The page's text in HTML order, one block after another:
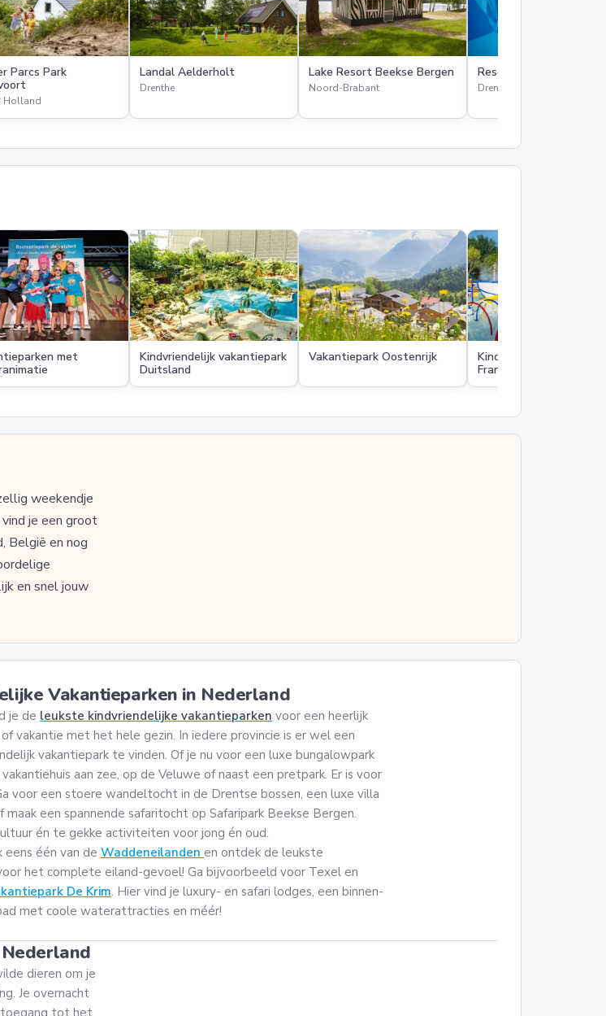
Parcs Park
Holland
Landal Aelderholt
Drenthe
Lake Resort Beekse Bergen
Noord-Brabant
Resort Hof van Saksen
Drenthe
met
Kindvriendelijk vakantiepark
Duitsland
Vakantiepark Oostenrijk
Kindvriendelijk
Frankrijk
weekendje
je een groot
België en nog
en snel jouw
Vakantieparken in Nederland
je de leukste kindvriendelijke vakantieparken voor een heerlijk
vakantie met het hele gezin. In iedere provincie is er wel een
vakantiepark te vinden. Of je nu voor een luxe bungalowpark
aan zee, op de Veluwe of naast een pretpark. Er is voor
voor een stoere wandeltocht in de Drentse bossen, een luxe villa
maak een spannende safaritocht op Safaripark Beekse Bergen.
én te gekke activiteiten voor jong én oud.
eens één van de Waddeneilanden en ontdek de leukste
het complete eiland-gevoel! Ga bijvoorbeeld voor Texel en
De Krim. Hier vind je luxury- en safari lodges, een binnen-
met coole waterattracties en méér!
dieren om je
Je overnacht
toegang tot het